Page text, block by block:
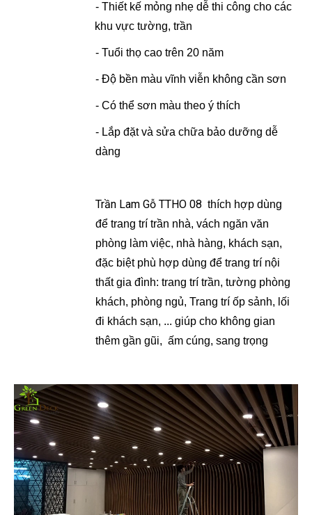
- Thiết kế mỏng nhẹ dễ thi công cho các
khu vực tường, trần
- Tuổi thọ cao trên 20 năm
- Độ bền màu vĩnh viễn không cần sơn
- Có thể sơn màu theo ý thích
- Lắp đặt và sửa chữa bảo dưỡng dễ
dàng
Trần Lam Gỗ TTHO 08 thích hợp dùng
để trang trí trần nhà, vách ngăn văn
phòng làm việc, nhà hàng, khách sạn,
đặc biệt phù hợp dùng để trang trí nội
thất gia đình: trang trí trần, tường phòng
khách, phòng ngủ, Trang trí ốp sảnh, lối
đi khách sạn, ... giúp cho không gian
thêm gần gũi, ấm cúng, sang trọng